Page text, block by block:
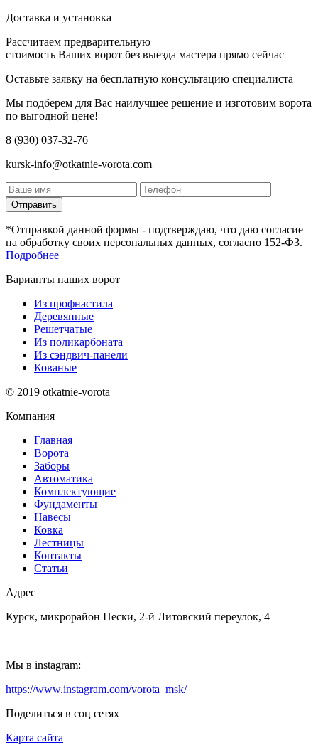
Доставка и установка
Рассчитаем предварительную
стоимость Ваших ворот без выезда мастера прямо сейчас
Оставьте заявку на бесплатную консультацию специалиста
Мы подберем для Вас наилучшее решение и изготовим ворота
по выгодной цене!
8 (930) 037-32-76
kursk-info@otkatnie-vorota.com
Отправить
*Отправкой данной формы - подтверждаю, что даю согласие
на обработку своих персональных данных, согласно 152-ФЗ.
Подробнее
Варианты наших ворот
Из профнастила
Деревянные
Решетчатые
Из поликарбоната
Из сэндвич-панели
Кованые
© 2019 otkatnie-vorota
Компания
Главная
Ворота
Заборы
Автоматика
Комплектующие
Фундаменты
Навесы
Ковка
Лестницы
Контакты
Статьи
Адрес
Курск, микрорайон Пески, 2-й Литовский переулок, 4
Мы в instagram:
https://www.instagram.com/vorota_msk/
Поделиться в соц сетях
Карта сайта